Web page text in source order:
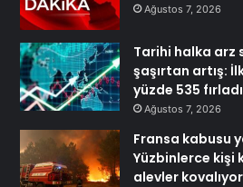
Ağustos 7, 2026
Tarihi halka arz
şaşırtan artış:
yüzde 535 fırladı
Ağustos 7, 2026
Fransa kabusu
Yüzbinlerce kişi
alevler kovalıyor